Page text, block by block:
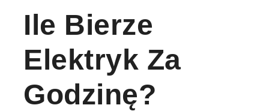
Ile Bierze
Elektryk Za
Godzinę?